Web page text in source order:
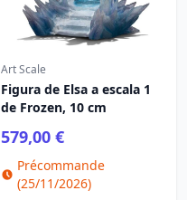
Art Scale
Figura de Elsa a escala 1
de Frozen, 10 cm
579,00 €
Précommande
(25/11/2026)